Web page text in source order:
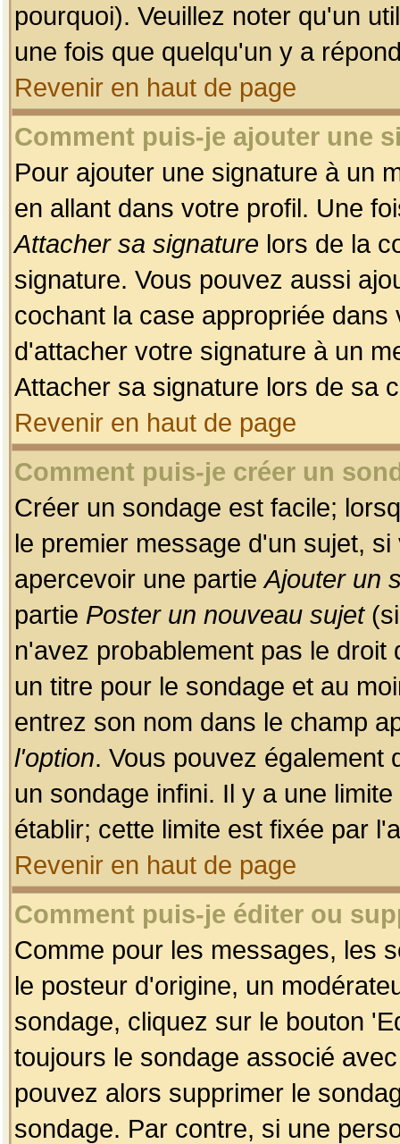
pourquoi). Veuillez noter qu'un
une fois que quelqu'un y a
Revenir en haut de page
Comment puis-je ajouter une
Pour ajouter une signature à un
en allant dans votre profil. Une
Attacher sa signature lors de la
signature. Vous pouvez aussi
cochant la case appropriée
d'attacher votre signature à un
Attacher sa signature lors de sa
Revenir en haut de page
Comment puis-je créer un
Créer un sondage est facile;
le premier message d'un sujet,
apercevoir une partieAjouter un
partie Poster un nouveau sujet(si
n'avez probablement pas le
un titre pour le sondage et au
entrez son nom dans le champ
l'option. Vous pouvez également
un sondage infini. Il y a une
établir; cette limite est fixée par
Revenir en haut de page
Comment puis-je éditer ou
Comme pour les messages, les
le posteur d'origine, un
sondage, cliquez sur le bouton
toujours le sondage associé
pouvez alors supprimer le
sondage. Par contre, si une